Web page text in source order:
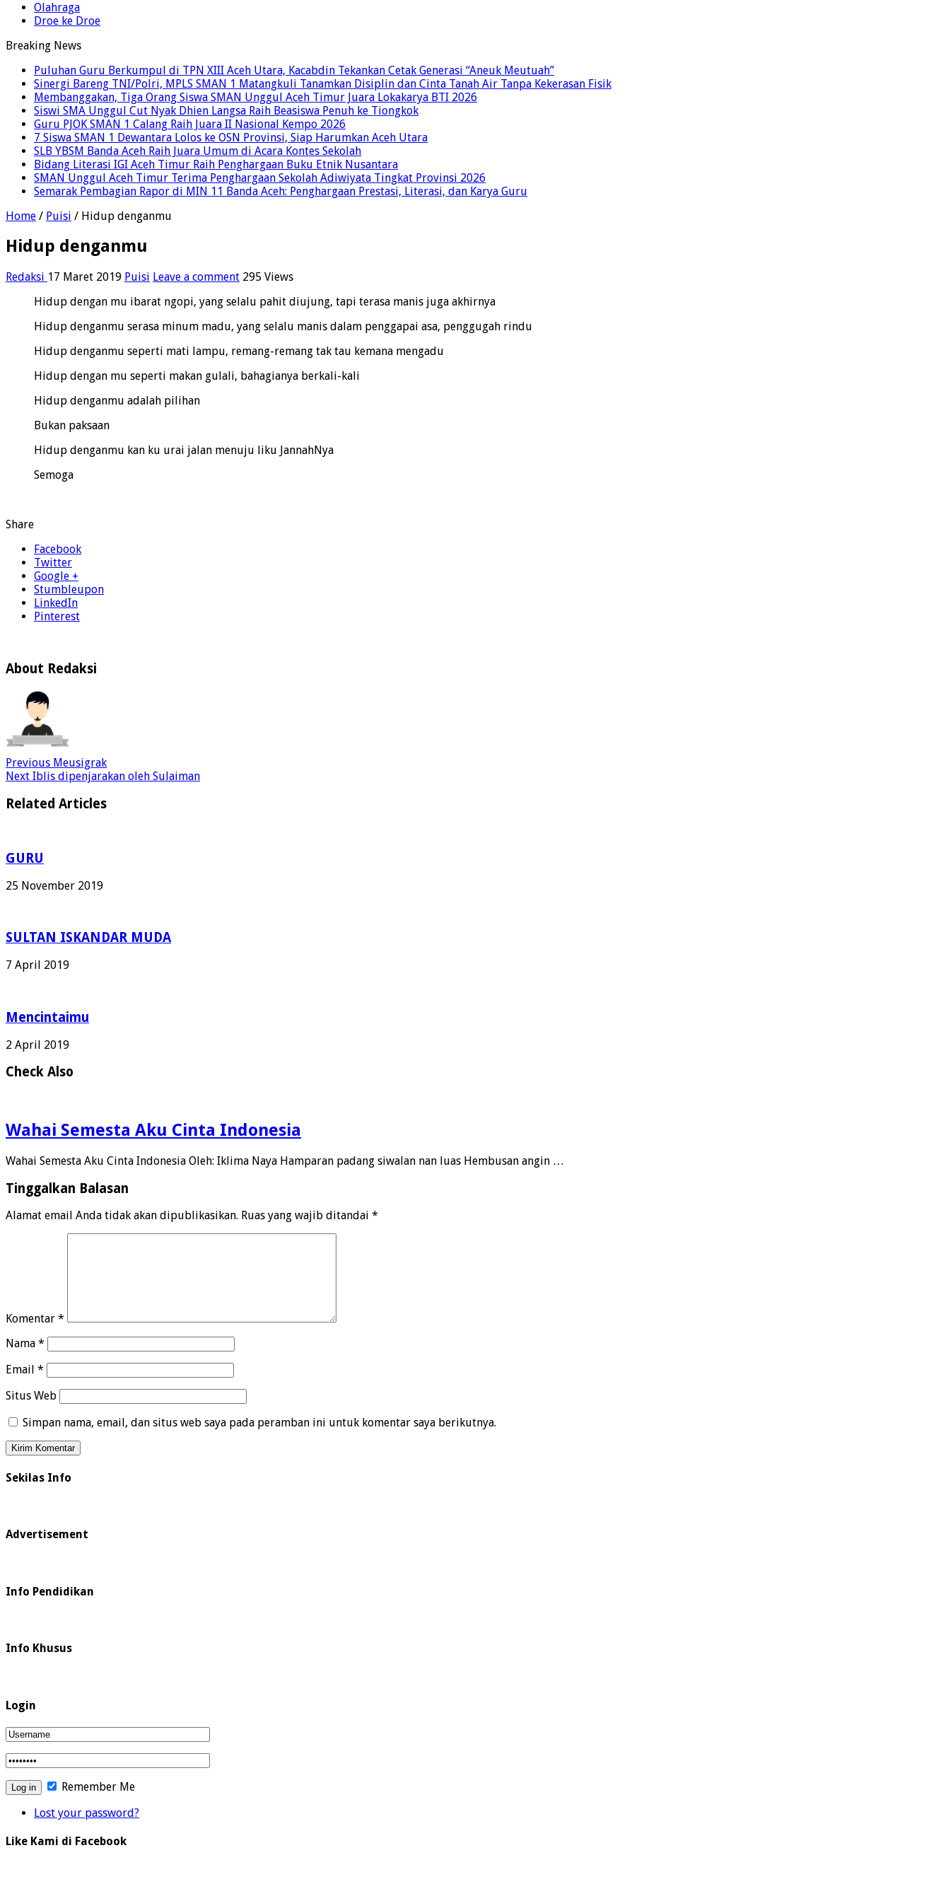
Olahraga
Droe ke Droe
Breaking News
Puluhan Guru Berkumpul di TPN XIII Aceh Utara, Kacabdin Tekankan Cetak Generasi “Aneuk Meutuah”
Sinergi Bareng TNI/Polri, MPLS SMAN 1 Matangkuli Tanamkan Disiplin dan Cinta Tanah Air Tanpa Kekerasan Fisik
Membanggakan, Tiga Orang Siswa SMAN Unggul Aceh Timur Juara Lokakarya BTI 2026
Siswi SMA Unggul Cut Nyak Dhien Langsa Raih Beasiswa Penuh ke Tiongkok
Guru PJOK SMAN 1 Calang Raih Juara II Nasional Kempo 2026
7 Siswa SMAN 1 Dewantara Lolos ke OSN Provinsi, Siap Harumkan Aceh Utara
SLB YBSM Banda Aceh Raih Juara Umum di Acara Kontes Sekolah
Bidang Literasi IGI Aceh Timur Raih Penghargaan Buku Etnik Nusantara
SMAN Unggul Aceh Timur Terima Penghargaan Sekolah Adiwiyata Tingkat Provinsi 2026
Semarak Pembagian Rapor di MIN 11 Banda Aceh: Penghargaan Prestasi, Literasi, dan Karya Guru
Home / Puisi / Hidup denganmu
Hidup denganmu
Redaksi 17 Maret 2019 Puisi Leave a comment 295 Views
Hidup dengan mu ibarat ngopi, yang selalu pahit diujung, tapi terasa manis juga akhirnya
Hidup denganmu serasa minum madu, yang selalu manis dalam penggapai asa, penggugah rindu
Hidup denganmu seperti mati lampu, remang-remang tak tau kemana mengadu
Hidup dengan mu seperti makan gulali, bahagianya berkali-kali
Hidup denganmu adalah pilihan
Bukan paksaan
Hidup denganmu kan ku urai jalan menuju liku JannahNya
Semoga
Share
Facebook
Twitter
Google +
Stumbleupon
LinkedIn
Pinterest
About Redaksi
Previous Meusigrak
Next Iblis dipenjarakan oleh Sulaiman
Related Articles
GURU
25 November 2019
SULTAN ISKANDAR MUDA
7 April 2019
Mencintaimu
2 April 2019
Check Also
Wahai Semesta Aku Cinta Indonesia
Wahai Semesta Aku Cinta Indonesia Oleh: Iklima Naya Hamparan padang siwalan nan luas Hembusan angin …
Tinggalkan Balasan
Alamat email Anda tidak akan dipublikasikan. Ruas yang wajib ditandai *
Komentar *
Nama *
Email *
Situs Web
Simpan nama, email, dan situs web saya pada peramban ini untuk komentar saya berikutnya.
Sekilas Info
Advertisement
Info Pendidikan
Info Khusus
Login
Remember Me
Lost your password?
Like Kami di Facebook